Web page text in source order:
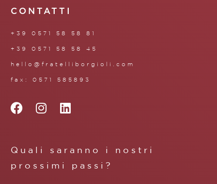
CONTATTI
+39 0571 58 58 81
+39 0571 58 58 45
hello@fratelliborgioli.com
fax: 0571 585893
Quali saranno i nostri
prossimi passi?